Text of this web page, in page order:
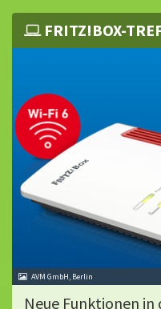
FRITZ!BOX-
AVM GmbH, Berlin
Neue Funktionen in